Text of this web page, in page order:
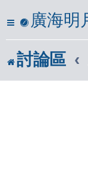
廣海明
討論區